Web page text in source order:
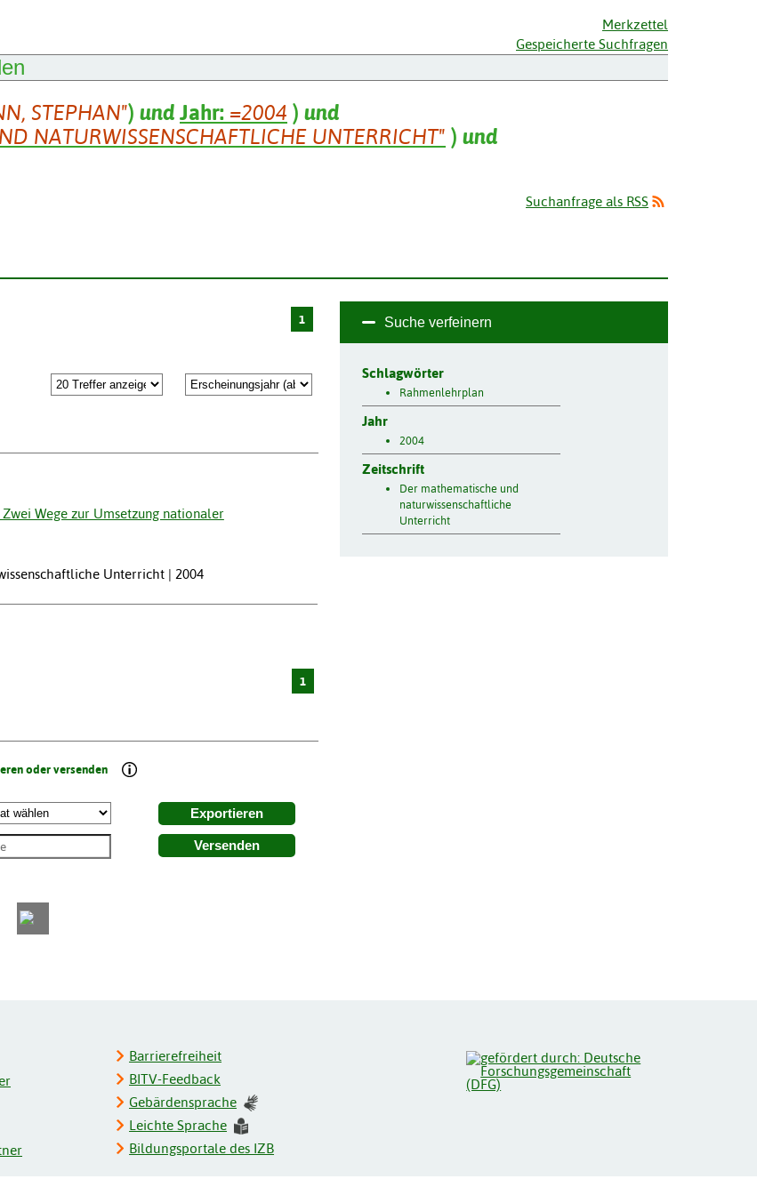
Merkzettel
Gespeicherte Suchfragen
STEPHAN") und Jahr: =2004 ) und
NATURWISSENSCHAFTLICHE UNTERRICHT" ) und
Suchanfrage als RSS
1
Wege zur Umsetzung nationaler
Unterricht | 2004
1
oder versenden
Exportieren
Versenden
Suche verfeinern
Schlagwörter
Rahmenlehrplan
Jahr
2004
Zeitschrift
Der mathematische und
naturwissenschaftliche
Unterricht
Barrierefreiheit
BITV-Feedback
Gebärdensprache
Leichte Sprache
Bildungsportale des IZB